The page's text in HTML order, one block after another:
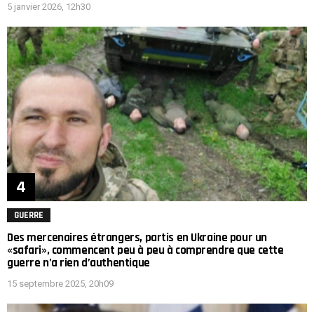
5 janvier 2026, 12h30
GUERRE
Des mercenaires étrangers, partis en Ukraine pour un
«safari», commencent peu à peu à comprendre que cette
guerre n’a rien d’authentique
15 septembre 2025, 20h09